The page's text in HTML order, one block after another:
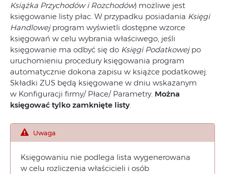
Książka Przychodów i Rozchodów) możliwe jest
księgowanie listy płac. W przypadku posiadania Księgi
Handlowejprogram wyświetli dostępne wzorce
księgowań w celu wybrania właściwego, jeśli
księgowanie ma odbyć się do Księgi Podatkowejpo
uruchomieniu procedury księgowania program
automatycznie dokona zapisu w książce podatkowej.
Składki ZUS będą księgowane w dniu wskazanym
w Konfiguracji firmy/ Płace/ Parametry. Można
księgować tylko zamknięte listy.
Uwaga
Księgowaniu nie podlega lista wygenerowana
w celu rozliczenia właścicieli i osób